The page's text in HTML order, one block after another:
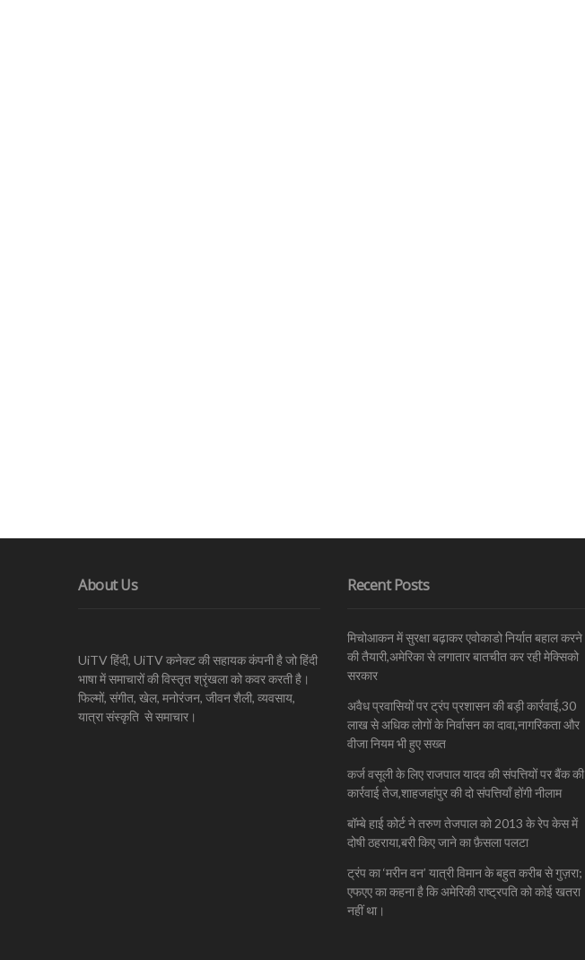
About Us
UiTV हिंदी, UiTV कनेक्ट की सहायक कंपनी है जो हिंदी
भाषा में समाचारों की विस्तृत श्रृंखला को कवर करती है।
फिल्मों, संगीत, खेल, मनोरंजन, जीवन शैली, व्यवसाय,
यात्रा संस्कृति से समाचार।
Recent Posts
मिचोआकन में सुरक्षा बढ़ाकर एवोकाडो निर्यात बहाल करने
की तैयारी,अमेरिका से लगातार बातचीत कर रही मेक्सिको
सरकार
अवैध प्रवासियों पर ट्रंप प्रशासन की बड़ी कार्रवाई,30
लाख से अधिक लोगों के निर्वासन का दावा,नागरिकता और
वीजा नियम भी हुए सख्त
कर्ज वसूली के लिए राजपाल यादव की संपत्तियों पर बैंक की
कार्रवाई तेज,शाहजहांपुर की दो संपत्तियाँ होंगी नीलाम
बॉम्बे हाई कोर्ट ने तरुण तेजपाल को 2013 के रेप केस में
दोषी ठहराया,बरी किए जाने का फ़ैसला पलटा
ट्रंप का ‘मरीन वन’ यात्री विमान के बहुत करीब से गुज़रा;
एफएए का कहना है कि अमेरिकी राष्ट्रपति को कोई खतरा
नहीं था।